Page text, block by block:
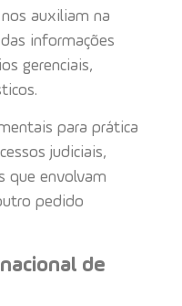
auxiliam na
informações
gerenciais,
para prática
judiciais,
que envolvam
pedido
de